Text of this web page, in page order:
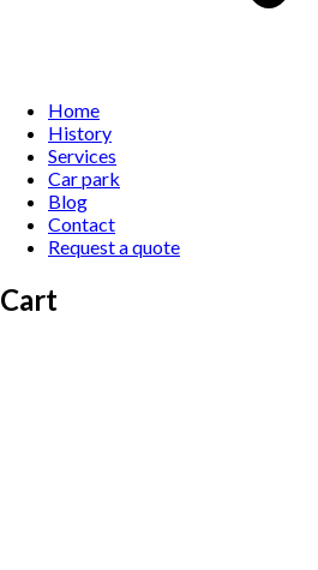
Home
History
Services
Car park
Blog
Contact
Request a quote
Cart